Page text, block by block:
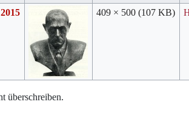
409 × 500(107 KB)
überschreiben.